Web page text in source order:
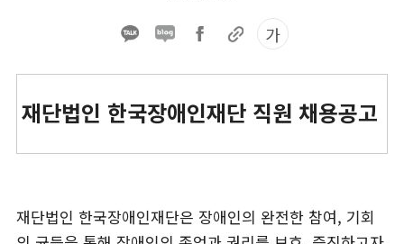
가
재단법인 한국장애인재단 직원 채용공고
재단법인 한국장애인재단은 장애인의 완전한 참여, 기회